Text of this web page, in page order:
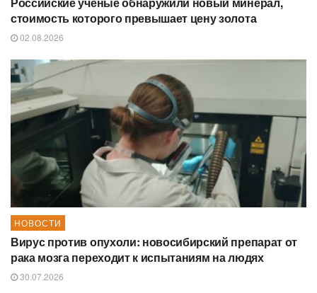
стоимость которого превышает цену золота
02.08.2026
НОВОСТИ
Вирус против опухоли: новосибирский препарат от
рака мозга переходит к испытаниям на людях
30.07.2026